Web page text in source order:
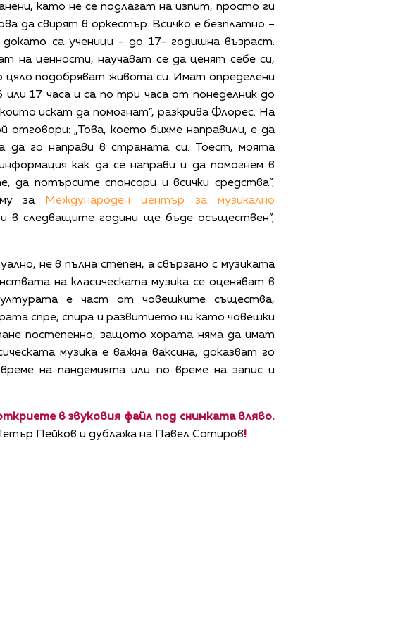
като не се подлагат на изпит, просто ги
да свирят в оркестър. Всичко е безплатно –
са ученици - до 17- годишна възраст.
на ценности, научават се да ценят себе си,
цяло подобряват живота си. Имат определени
17 часа и са по три часа от понеделник до
искат да помогнат”, разкрива Флорес. На
„Това, което бихме направили, е да
да го направи в страната си. Тоест, моята
как да се направи и да помогнем в
потърсите спонсори и всички средства”,
му за
Международен център за музикално
в следващите години ще бъде осъществен”,
не в пълна степен, а свързано с музиката
на класическата музика се оценяват в
е част от човешките същества,
спре, спира и развитието ни като човешки
постепенно, защото хората няма да имат
музика е важна ваксина, доказват го
на пандемията или по време на запис и
в звуковия файл под снимката вляво.
Пейков и дублажа на Павел Сотиров!